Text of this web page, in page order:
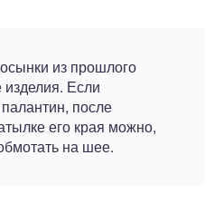
из прошлого
изделия. Если
после
его края можно,
на шее.